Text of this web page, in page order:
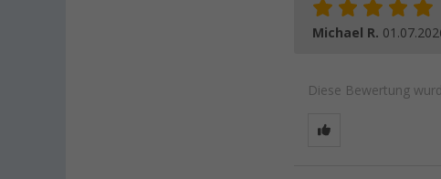
Michael R.
Diese Bewertung